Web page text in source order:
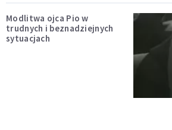
Modlitwa ojca Pio w
trudnych i beznadziejnych
sytuacjach